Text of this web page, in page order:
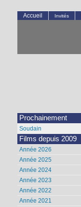
Accueil Invités
Prochainement
Soudain
Films depuis 2009
Année 2026
Année 2025
Année 2024
Année 2023
Année 2022
Année 2021